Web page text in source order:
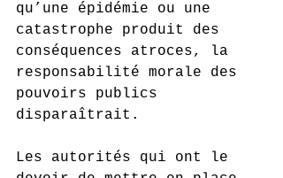
qu’une épidémie ou une
catastrophe produit des
conséquences atroces, la
responsabilité morale des
pouvoirs publics
disparaîtrait.
Les autorités qui ont le